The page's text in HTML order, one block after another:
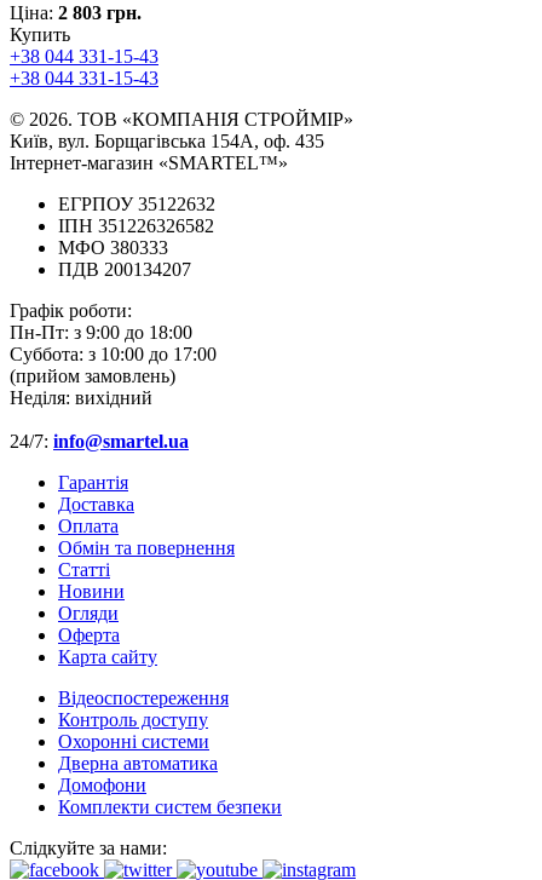
Ціна: 2 803 грн.
Купить
+38 044 331-15-43
+38 044 331-15-43
© 2026. ТОВ «КОМПАНІЯ СТРОЙМІР»
Київ, вул. Борщагівська 154А, оф. 435
Інтернет-магазин «SMARTEL™»
ЕГРПОУ 35122632
ІПН 351226326582
МФО 380333
ПДВ 200134207
Графік роботи:
Пн-Пт: з 9:00 до 18:00
Суббота: з 10:00 до 17:00
(прийом замовлень)
Неділя: вихідний
24/7: info@smartel.ua
Гарантія
Доставка
Оплата
Обмін та повернення
Cтатті
Новини
Огляди
Оферта
Карта сайту
Відеоспостереження
Контроль доступу
Охоронні системи
Дверна автоматика
Домофони
Комплекти систем безпеки
Слідкуйте за нами: